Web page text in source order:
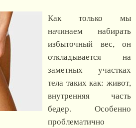
Как только мы
начинаем набирать
избыточный вес, он
откладывается на
заметных участках
тела таких как: живот,
внутренняя часть
бедер. Особенно
проблематично